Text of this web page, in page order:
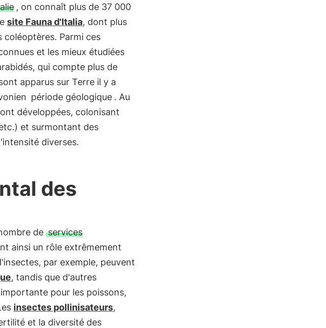
, on connaît plus de 37 000
site Fauna d'Italia, dont plus
Parmi ces
et les mieux étudiées
qui compte plus de
apparus sur Terre il y a
période géologique . Au
développées, colonisant
et surmontant des
diverses.
des
de services
ainsi un rôle extrêmement
par exemple, peuvent
, tandis que d'autres
pour les poissons,
insectes pollinisateurs,
et la diversité des